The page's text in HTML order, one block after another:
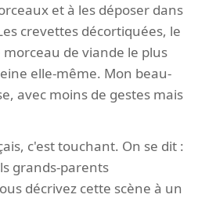
et à les déposer dans
crevettes décortiquées, le
de viande le plus
elle-même. Mon beau-
avec moins de gestes mais
c'est touchant. On se dit :
grands-parents
décrivez cette scène à un